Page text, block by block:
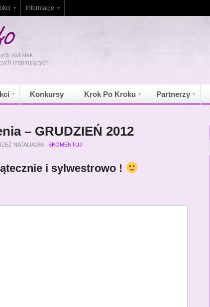
Informacje
stylistek
inspirujących
Konkursy Krok Po Kroku Partnerzy
– GRUDZIEŃ 2012
NATALIA268 | SKOMENTUJ
i sylwestrowo !